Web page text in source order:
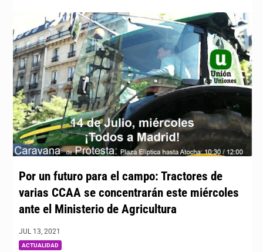
Por un futuro para el campo: Tractores de
varias CCAA se concentrarán este miércoles
ante el Ministerio de Agricultura
JUL 13, 2021
ACTUALIDAD